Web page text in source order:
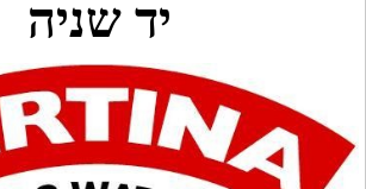
יד שניה